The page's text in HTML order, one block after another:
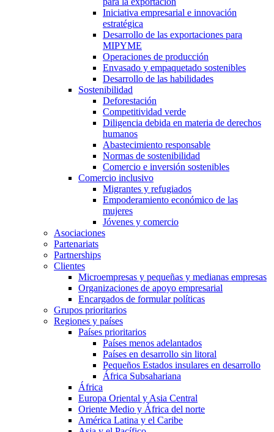
Iniciativa empresarial e innovación
estratégica
Desarrollo de las exportaciones para
MIPYME
Operaciones de producción
Envasado y empaquetado sostenibles
Desarrollo de las habilidades
Sostenibilidad
Deforestación
Competitividad verde
Diligencia debida en materia de derechos
humanos
Abastecimiento responsable
Normas de sostenibilidad
Comercio e inversión sostenibles
Comercio inclusivo
Migrantes y refugiados
Empoderamiento económico de las
mujeres
Jóvenes y comercio
Asociaciones
Partenariats
Partnerships
Clientes
Microempresas y pequeñas y medianas empresas
Organizaciones de apoyo empresarial
Encargados de formular políticas
Grupos prioritarios
Regiones y países
Países prioritarios
Países menos adelantados
Países en desarrollo sin litoral
Pequeños Estados insulares en desarrollo
África Subsahariana
África
Europa Oriental y Asia Central
Oriente Medio y África del norte
América Latina y el Caribe